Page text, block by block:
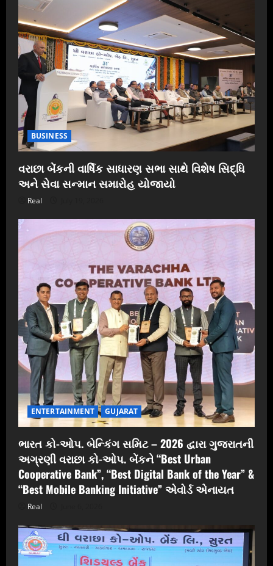
BUSINESS
વરાછા બેંકની વાર્ષિક સાધારણ સભા સાથે વિશેષ સિદ્ધિ
અને સેવા સન્માન સમારોહ યોજાયો
Real
ENTERTAINMENT GUJARAT
ભારત કો-ઓપ. બેન્કિંગ સમિટ – 2026 દ્વારા ગુજરાતની
અગ્રણી વરાછા કો-ઓપ. બેંકને “Best Urban
Cooperative Bank”, “Best Digital Bank of the Year” &
“Best Mobile Banking Initiative” એવોર્ડ એનાયત
Real